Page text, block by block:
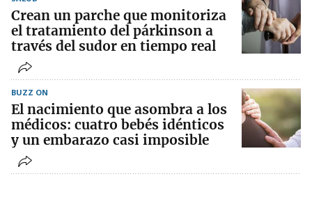
Crean un parche que monitoriza
el tratamiento del párkinson a
través del sudor en tiempo real
BUZZ ON
El nacimiento que asombra a los
médicos: cuatro bebés idénticos
y un embarazo casi imposible